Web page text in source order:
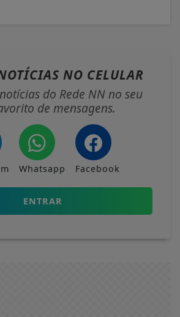
NO CELULAR
do Rede NN no seu
de mensagens.
Whatsapp Facebook
ENTRAR